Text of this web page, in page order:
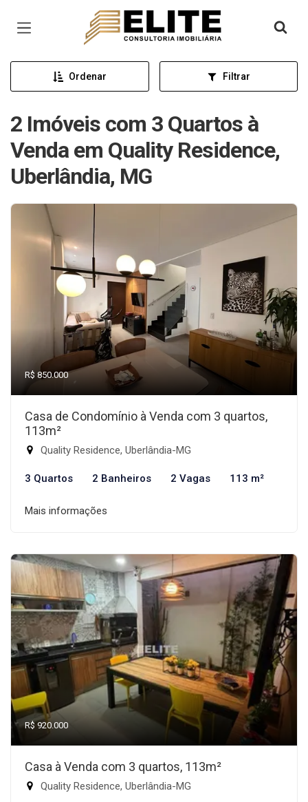
Página inicial
Ordenar Filtrar
2 Imóveis com 3 Quartos à
Venda em Quality Residence,
Uberlândia, MG
R$ 850.000
Casa de Condomínio à Venda com 3 quartos,
113m²
Quality Residence, Uberlândia-MG
3 Quartos 2 Banheiros 2 Vagas 113 m²
Mais informações
R$ 920.000
Casa à Venda com 3 quartos, 113m²
Quality Residence, Uberlândia-MG